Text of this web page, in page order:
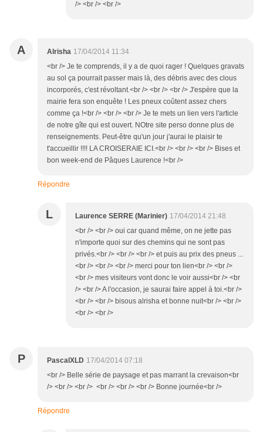
/> <br /> <br />
A Alrisha 17/04/2014 11:34
<br /> Je te comprends, il y a de quoi rager ! Quelques gravats
au sol ça pourrait passer mais là, des débris avec des clous
incorporés, c'est révoltant.<br /> <br /> <br /> J'espère que la
mairie fera son enquête ! Les pneux coûtent assez chers
comme ça !<br /> <br /> <br /> Je te mets un lien vers l'article
de notre gîte qui est ouvert. NOtre site perso donne plus de
renseignements. Peut-être qu'un jour j'aurai le plaisir te
t'accueillir !!!! LA CROISERAIE ICI.<br /> <br /> <br /> Bises et
bon week-end de Pâques Laurence !<br />
Répondre
L Laurence SERRE (Marinier) 17/04/2014 21:48
<br /> <br /> oui car quand même, on ne jette pas
n'importe quoi sur des chemins qui ne sont pas
privés.<br /> <br /> <br /> et puis au prix des pneus ...
<br /> <br /> <br /> merci pour ton lien<br /> <br />
<br /> mes visiteurs vont donc le voir aussi<br /> <br
/> <br /> A l'occasion, je saurai faire appel à toi.<br />
<br /> <br /> bisous alrisha et bonne nuit<br /> <br />
<br /> <br />
P PascalXLD 17/04/2014 07:18
<br /> Belle série de paysage et pas marrant la crevaison<br
/> <br /> <br /> <br /> <br /> <br /> Bonne journée<br />
Répondre